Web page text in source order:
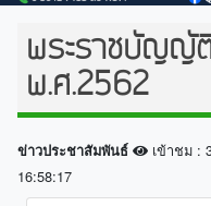
พระราชบัญญั
พ.ศ.2562
ข่าวประชาสัมพันธ์ เข้าชม :
16:58:17